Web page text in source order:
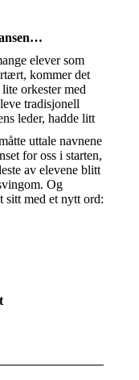
elever som
kommer det
orkester med
tradisjonell
leder, hadde litt
uttale navnene
for oss i starten,
av elevene blitt
Og
sitt med et nytt ord: